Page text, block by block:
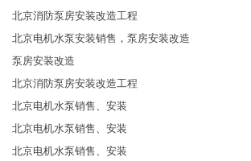
北京消防泵房安装改造工程
北京电机水泵安装销售，泵房安装改造
泵房安装改造
北京消防泵房安装改造工程
北京电机水泵销售、安装
北京电机水泵销售、安装
北京电机水泵销售、安装